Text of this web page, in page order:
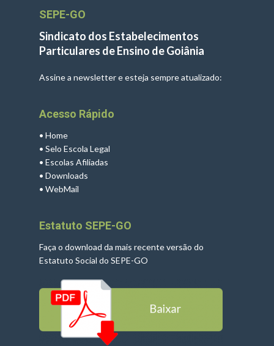
SEPE-GO
Sindicato dos Estabelecimentos
Particulares de Ensino de Goiânia
Assine a newsletter e esteja sempre atualizado:
Acesso Rápido
• Home
• Selo Escola Legal
• Escolas Afiliadas
• Downloads
• WebMail
Estatuto SEPE-GO
Faça o download da mais recente versão do
Estatuto Social do SEPE-GO